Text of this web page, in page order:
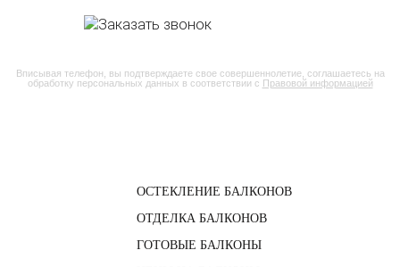
Вписывая телефон, вы подтверждаете свое совершеннолетие, соглашаетесь на
обработку персональных данных в соответствии с Правовой информацией
ОСТЕКЛЕНИЕ БАЛКОНОВ
ОТДЕЛКА БАЛКОНОВ
ГОТОВЫЕ БАЛКОНЫ